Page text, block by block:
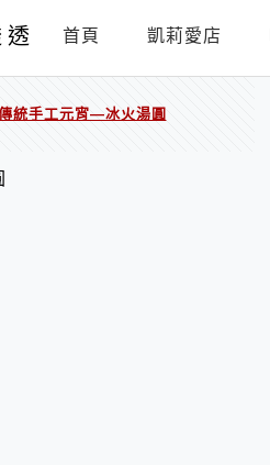
首頁 凱莉愛店
統手工元宵—冰火湯圓